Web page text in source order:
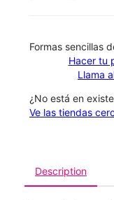
​​​​​​​Formas sencillas
Hacer tu
Llama
¿No está en
Ve las tiendas
Description